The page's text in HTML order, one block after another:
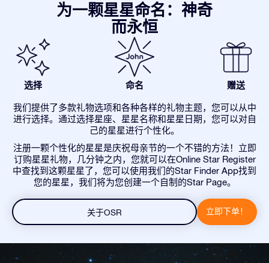
为一颗星星命名：神奇
而永恒
选择 命名 赠送
我们提供了多款礼物选项和各种各样的礼物主题，您可以从中
进行选择。通过选择星座、星星名称和星星日期，您可以对自
己的星星进行个性化。
注册一颗个性化的星星是庆祝母亲节的一个不错的方法！立即
订购星星礼物，几分钟之内，您就可以在Online Star Register
中查找到这颗星星了，您可以使用我们的Star Finder App找到
您的星星，我们将为您创建一个自制的Star Page。
关于OSR 立即下单！